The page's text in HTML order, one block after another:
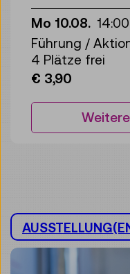
Mo 10.08. 14:00
Führung /
4 Plätze frei
€ 3,90